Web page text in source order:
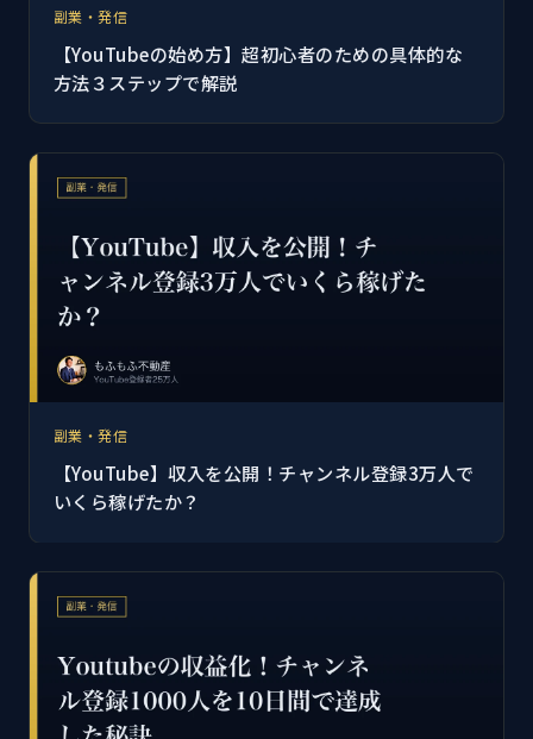
副業・発信
【YouTubeの始め方】超初心者のための具体的な
方法３ステップで解説
副業・発信
【YouTube】収入を公開！チャンネル登録3万人で
いくら稼げたか？